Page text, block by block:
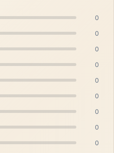
0
0
0
0
0
0
0
0
0